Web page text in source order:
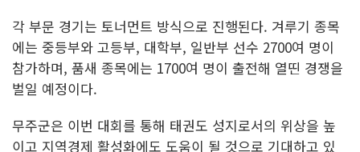
각 부문 경기는 토너먼트 방식으로 진행된다. 겨루기 종목
에는 중등부와 고등부, 대학부, 일반부 선수 2700여 명이
참가하며, 품새 종목에는 1700여 명이 출전해 열띤 경쟁을
벌일 예정이다.
무주군은 이번 대회를 통해 태권도 성지로서의 위상을 높
이고 지역경제 활성화에도 도움이 될 것으로 기대하고 있